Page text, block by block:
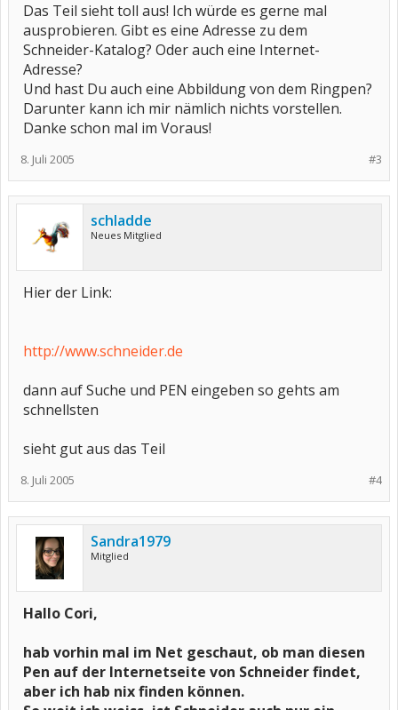
Das Teil sieht toll aus! Ich würde es gerne mal
ausprobieren. Gibt es eine Adresse zu dem
Schneider-Katalog? Oder auch eine Internet-
Adresse?
Und hast Du auch eine Abbildung von dem Ringpen?
Darunter kann ich mir nämlich nichts vorstellen.
Danke schon mal im Voraus!
#3
8. Juli 2005
schladde
Neues Mitglied
Hier der Link:
http://www.schneider.de
dann auf Suche und PEN eingeben so gehts am
schnellsten
sieht gut aus das Teil
#4
8. Juli 2005
Sandra1979
Mitglied
Hallo Cori,
hab vorhin mal im Net geschaut, ob man diesen
Pen auf der Internetseite von Schneider findet,
aber ich hab nix finden können.